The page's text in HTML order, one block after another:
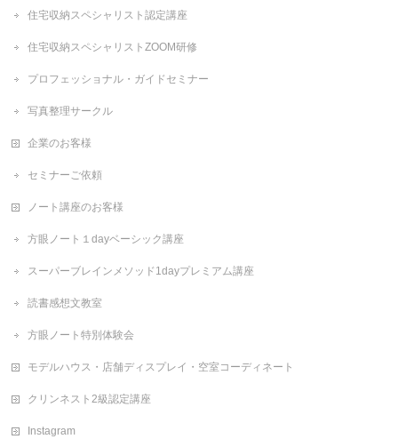
住宅収納スペシャリスト認定講座
住宅収納スペシャリストZOOM研修
プロフェッショナル・ガイドセミナー
写真整理サークル
企業のお客様
セミナーご依頼
ノート講座のお客様
方眼ノート１dayベーシック講座
スーパーブレインメソッド1dayプレミアム講座
読書感想文教室
方眼ノート特別体験会
モデルハウス・店舗ディスプレイ・空室コーディネート
クリンネスト2級認定講座
Instagram